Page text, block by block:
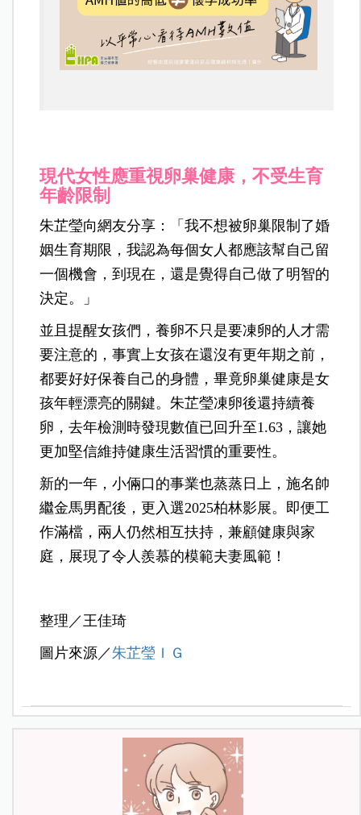
現代女性應重視卵巢健康，不受生育
年齡限制
朱芷瑩向網友分享：「我不想被卵巢限制了婚
姻生育期限，我認為每個女人都應該幫自己留
一個機會，到現在，還是覺得自己做了明智的
決定。」
並且提醒女孩們，養卵不只是要凍卵的人才需
要注意的，事實上女孩在還沒有更年期之前，
都要好好保養自己的身體，畢竟卵巢健康是女
孩年輕漂亮的關鍵。朱芷瑩凍卵後還持續養
卵，去年檢測時發現數值已回升至1.63，讓她
更加堅信維持健康生活習慣的重要性。
新的一年，小倆口的事業也蒸蒸日上，施名帥
繼金馬男配後，更入選2025柏林影展。即便工
作滿檔，兩人仍然相互扶持，兼顧健康與家
庭，展現了令人羨慕的模範夫妻風範！
整理／王佳琦
圖片來源／朱芷瑩ＩＧ